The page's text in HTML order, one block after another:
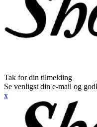
Tak for din tilmelding
Se venligst din e-mail og
x